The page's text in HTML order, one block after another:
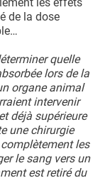
de la dose
quelle
lors de la
organe animal
intervenir
déjà supérieure
une chirurgie
les
le sang vers un
est retiré du